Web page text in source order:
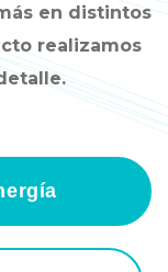
en distintos
realizamos